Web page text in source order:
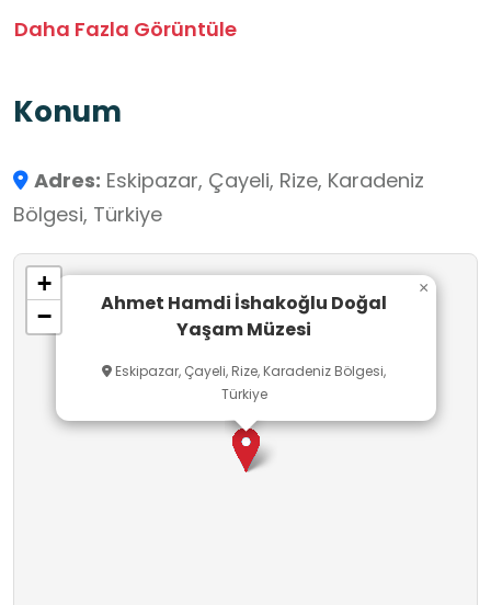
kazandırmış olan merhum Ahmet Hamdi
Daha Fazla Görüntüle
Konum
Adres: Eskipazar, Çayeli, Rize, Karadeniz
Bölgesi, Türkiye
Ahmet Hamdi İshakoğlu Doğal
Yaşam Müzesi
Eskipazar, Çayeli, Rize, Karadeniz Bölgesi,
Türkiye
×
+
−